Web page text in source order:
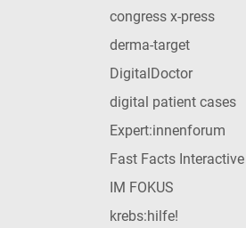
congress x-press
derma-target
DigitalDoctor
digital patient cases
Expert:innenforum
Fast Facts Interactive
IM FOKUS
krebs:hilfe!